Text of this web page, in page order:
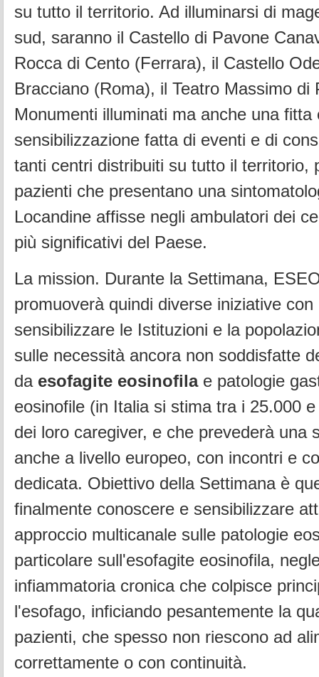
su tutto il territorio. Ad illuminarsi di
sud, saranno il Castello di Pavone
Rocca di Cento (Ferrara), il Castello
Bracciano (Roma), il Teatro Massimo di
Monumenti illuminati ma anche una fitta
sensibilizzazione fatta di eventi e di
tanti centri distribuiti su tutto il territorio,
pazienti che presentano una
Locandine affisse negli ambulatori dei
più significativi del Paese.
La mission. Durante la Settimana,
promuoverà quindi diverse iniziative
sensibilizzare le Istituzioni e la
sulle necessità ancora non soddisfatte
da esofagite eosinofilae patologie
eosinofile (in Italia si stima tra i 25.000
dei loro caregiver, e che prevederà una
anche a livello europeo, con incontri e
dedicata. Obiettivo della Settimana è
finalmente conoscere e sensibilizzare
approccio multicanale sulle patologie
particolare sull'esofagite eosinofila,
infiammatoria cronica che colpisce
l'esofago, inficiando pesantemente la
pazienti, che spesso non riescono ad
correttamente o con continuità.